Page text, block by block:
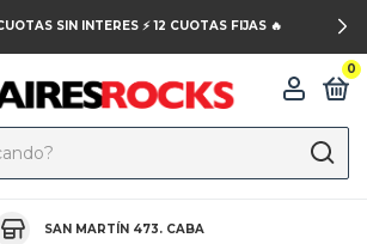
SIN INTERES ⚡️ 12 CUOTAS FIJAS 🔥
0
SAN MARTÍN 473. CABA